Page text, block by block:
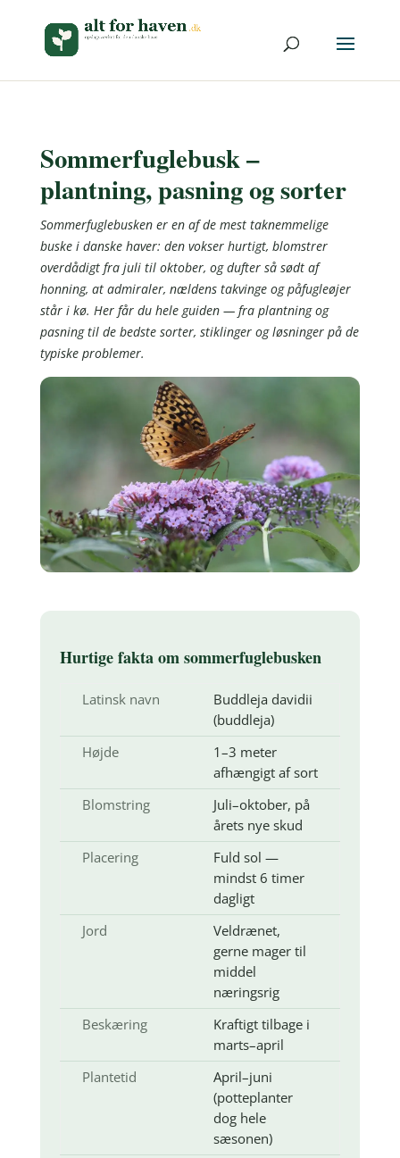
Sommerfuglebusk –
plantning, pasning og sorter
Sommerfuglebusken er en af de mest taknemmelige
buske i danske haver: den vokser hurtigt, blomstrer
overdådigt fra juli til oktober, og dufter så sødt af
honning, at admiraler, nældens takvinge og påfugleøjer
står i kø. Her får du hele guiden — fra plantning og
pasning til de bedste sorter, stiklinger og løsninger på de
typiske problemer.
Hurtige fakta om sommerfuglebusken
Latinsk navn
Buddleja davidii
(buddleja)
Højde
1–3 meter
afhængigt af sort
Blomstring
Juli–oktober, på
årets nye skud
Placering
Fuld sol —
mindst 6 timer
dagligt
Jord
Veldrænet,
gerne mager til
middel
næringsrig
Beskæring
Kraftigt tilbage i
marts–april
Plantetid
April–juni
(potteplanter
dog hele
sæsonen)